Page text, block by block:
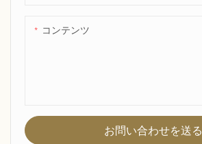
コンテンツ
お問い合わせを送る